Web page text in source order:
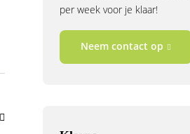
per week voor je klaar!
Neem contact op